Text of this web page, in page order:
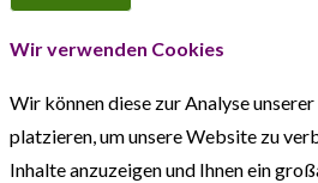
Wir verwenden Cookies
Wir können diese zur Analyse
platzieren, um unsere Website zu
Inhalte anzuzeigen und Ihnen ein